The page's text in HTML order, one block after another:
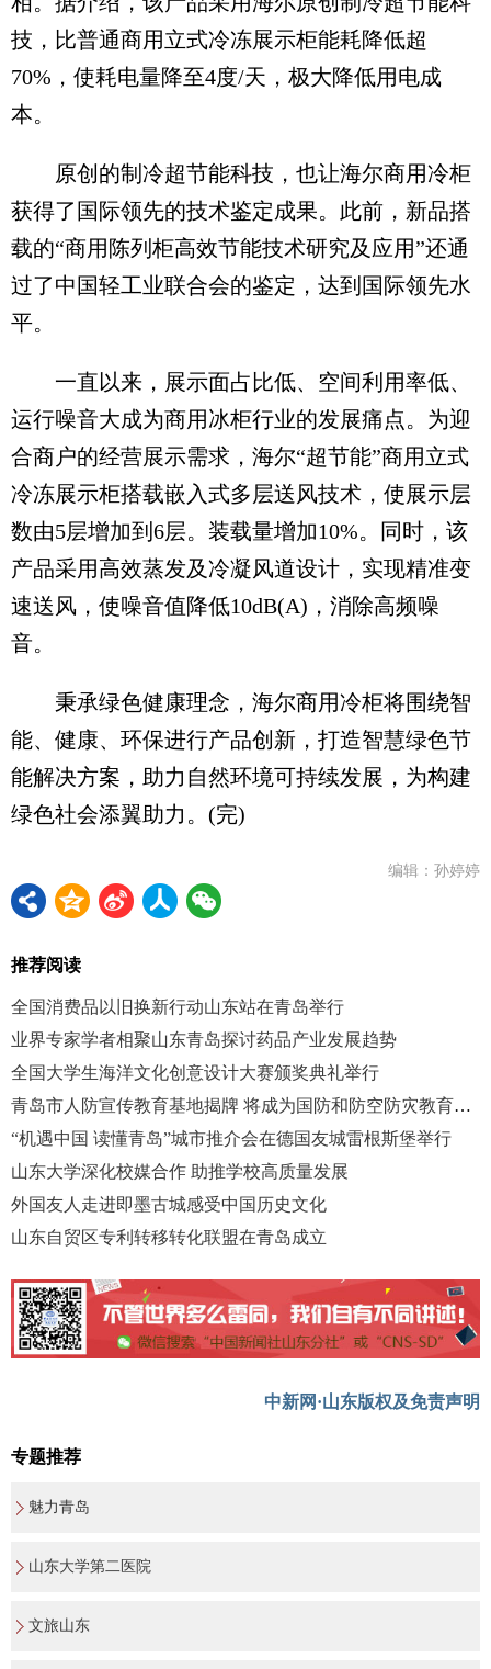
技，比普通商用立式冷冻展示柜能耗降低超
70%，使耗电量降至4度/天，极大降低用电成
本。
原创的制冷超节能科技，也让海尔商用冷柜
获得了国际领先的技术鉴定成果。此前，新品搭
载的“商用陈列柜高效节能技术研究及应用”还通
过了中国轻工业联合会的鉴定，达到国际领先水
平。
一直以来，展示面占比低、空间利用率低、
运行噪音大成为商用冰柜行业的发展痛点。为迎
合商户的经营展示需求，海尔“超节能”商用立式
冷冻展示柜搭载嵌入式多层送风技术，使展示层
数由5层增加到6层。装载量增加10%。同时，该
产品采用高效蒸发及冷凝风道设计，实现精准变
速送风，使噪音值降低10dB(A)，消除高频噪
音。
秉承绿色健康理念，海尔商用冷柜将围绕智
能、健康、环保进行产品创新，打造智慧绿色节
能解决方案，助力自然环境可持续发展，为构建
绿色社会添翼助力。(完)
编辑：孙婷婷
推荐阅读
全国消费品以旧换新行动山东站在青岛举行
业界专家学者相聚山东青岛探讨药品产业发展趋势
全国大学生海洋文化创意设计大赛颁奖典礼举行
青岛市人防宣传教育基地揭牌 将成为国防和防空防灾教育阵地
“机遇中国 读懂青岛”城市推介会在德国友城雷根斯堡举行
山东大学深化校媒合作 助推学校高质量发展
外国友人走进即墨古城感受中国历史文化
山东自贸区专利转移转化联盟在青岛成立
中新网·山东版权及免责声明
专题推荐
魅力青岛
山东大学第二医院
文旅山东